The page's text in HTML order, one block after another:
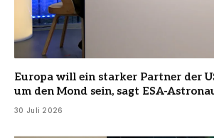
Europa will ein starker Partner der
um den Mond sein, sagt ESA-
30 Juli 2026